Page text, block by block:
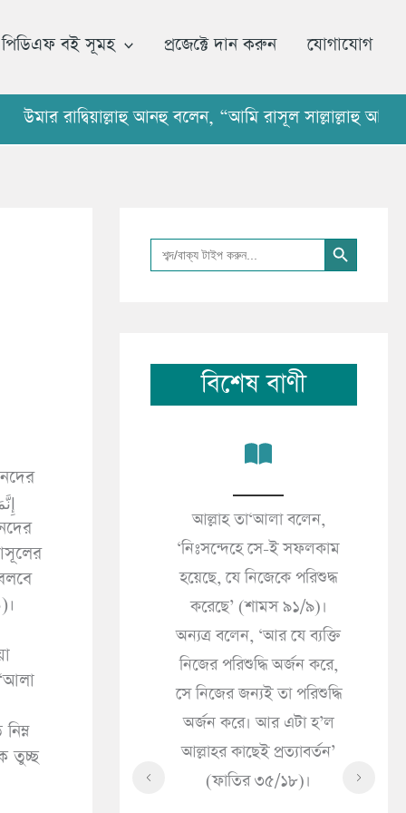
পিডিএফ বই সূমহ প্রজেক্টে দান করুন যোগাযোগ
রাদ্বিয়াল্লাহু আনহু বলেন, “আমি রাসূল সাল্লাল্লাহু
তুচ্ছ
Search
for:
Search Button
বিশেষ বাণী
জীবনই প্রকৃত
(আনকাবূত ২৯/৬৪)।
দুনিয়ার জীবন শুধু
মাত্র’ (ইমরান
আল্লাহ তা‘আলা বলেন,
‘নিঃসন্দেহে সে-ই সফলকাম
হয়েছে, যে নিজেকে পরিশুদ্ধ
করেছে’ (শামস ৯১/৯)।
অন্যত্র বলেন, ‘আর যে ব্যক্তি
নিজের পরিশুদ্ধি অর্জন করে,
সে নিজের জন্যই তা পরিশুদ্ধি
অর্জন করে। আর এটা হ’ল
আল্লাহর কাছেই প্রত্যাবর্তন’
(ফাতির ৩৫/১৮)।
ভ